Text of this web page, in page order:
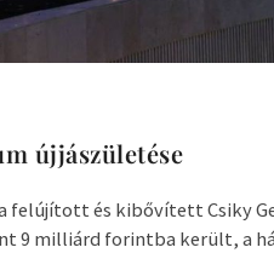
újjászületése
felújított és kibővített Csiky
9 milliárd forintba került, a